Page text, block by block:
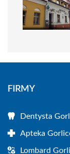
FIRMY
Dentysta
Apteka
Lombard